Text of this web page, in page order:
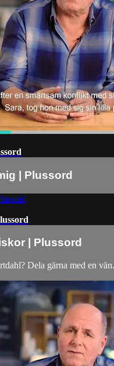
| Plussord
| Plussord
Dela gärna med en vän.